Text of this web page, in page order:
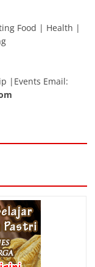
Food | Health |
|Events Email: